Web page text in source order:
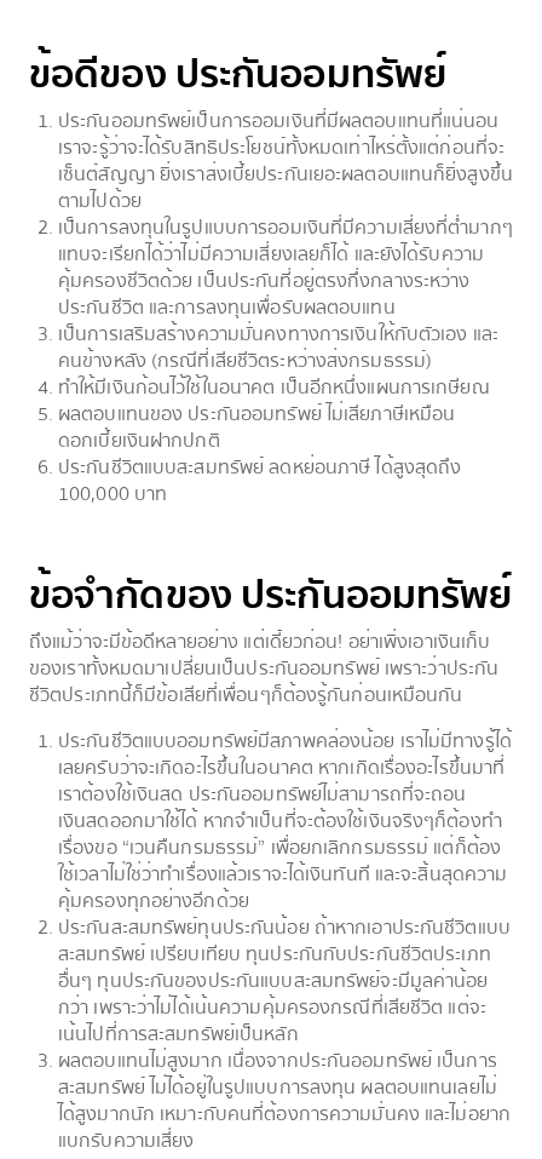
ข้อดีของ ประกันออมทรัพย์
ประกันออมทรัพย์เป็นการออมเงินที่มีผลตอบแทนที่แน่นอน
เราจะรู้ว่าจะได้รับสิทธิประโยชน์ทั้งหมดเท่าไหร่ตั้งแต่ก่อนที่จะ
เซ็นต์สัญญา ยิ่งเราส่งเบี้ยประกันเยอะผลตอบแทนก็ยิ่งสูงขึ้น
ตามไปด้วย
เป็นการลงทุนในรูปแบบการออมเงินที่มีความเสี่ยงที่ต่ำมากๆ
แทบจะเรียกได้ว่าไม่มีความเสี่ยงเลยก็ได้ และยังได้รับความ
คุ้มครองชีวิตด้วย เป็นประกันที่อยู่ตรงกึ่งกลางระหว่าง
ประกันชีวิต และการลงทุนเพื่อรับผลตอบแทน
เป็นการเสริมสร้างความมั่นคงทางการเงินให้กับตัวเอง และ
คนข้างหลัง (กรณีที่เสียชีวิตระหว่างส่งกรมธรรม์)
ทำให้มีเงินก้อนไว้ใช้ในอนาคต เป็นอีกหนึ่งแผนการเกษียณ
ผลตอบแทนของ ประกันออมทรัพย์ ไม่เสียภาษีเหมือน
ดอกเบี้ยเงินฝากปกติ
ประกันชีวิตแบบสะสมทรัพย์ ลดหย่อนภาษี ได้สูงสุดถึง
100,000 บาท
ข้อจำกัดของ ประกันออมทรัพย์
ถึงแม้ว่าจะมีข้อดีหลายอย่าง แต่เดี๋ยวก่อน! อย่าเพิ่งเอาเงินเก็บ
ของเราทั้งหมดมาเปลี่ยนเป็นประกันออมทรัพย์ เพราะว่าประกัน
ชีวิตประเภทนี้ก็มีข้อเสียที่เพื่อนๆก็ต้องรู้กันก่อนเหมือนกัน
ประกันชีวิตแบบออมทรัพย์มีสภาพคล่องน้อย เราไม่มีทางรู้ได้
เลยครับว่าจะเกิดอะไรขึ้นในอนาคต หากเกิดเรื่องอะไรขึ้นมาที่
เราต้องใช้เงินสด ประกันออมทรัพย์ไม่สามารถที่จะถอน
เงินสดออกมาใช้ได้ หากจำเป็นที่จะต้องใช้เงินจริงๆก็ต้องทำ
เรื่องขอ “เวนคืนกรมธรรม์” เพื่อยกเลิกกรมธรรม์ แต่ก็ต้อง
ใช้เวลาไม่ใช่ว่าทำเรื่องแล้วเราจะได้เงินทันที และจะสิ้นสุดความ
คุ้มครองทุกอย่างอีกด้วย
ประกันสะสมทรัพย์ทุนประกันน้อย ถ้าหากเอาประกันชีวิตแบบ
สะสมทรัพย์ เปรียบเทียบ ทุนประกันกับประกันชีวิตประเภท
อื่นๆ ทุนประกันของประกันแบบสะสมทรัพย์จะมีมูลค่าน้อย
กว่า เพราะว่าไม่ได้เน้นความคุ้มครองกรณีที่เสียชีวิต แต่จะ
เน้นไปที่การสะสมทรัพย์เป็นหลัก
ผลตอบแทนไม่สูงมาก เนื่องจากประกันออมทรัพย์ เป็นการ
สะสมทรัพย์ ไม่ได้อยู่ในรูปแบบการลงทุน ผลตอบแทนเลยไม่
ได้สูงมากนัก เหมาะกับคนที่ต้องการความมั่นคง และไม่อยาก
แบกรับความเสี่ยง